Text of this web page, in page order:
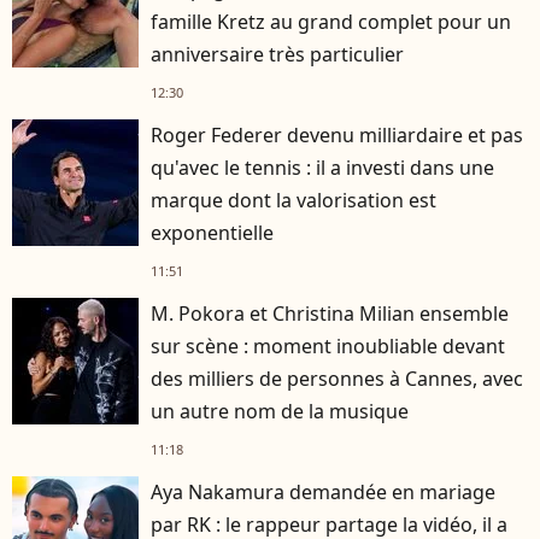
famille Kretz au grand complet pour un
anniversaire très particulier
12:30
Roger Federer devenu milliardaire et pas
qu'avec le tennis : il a investi dans une
marque dont la valorisation est
exponentielle
11:51
M. Pokora et Christina Milian ensemble
sur scène : moment inoubliable devant
des milliers de personnes à Cannes, avec
un autre nom de la musique
11:18
Aya Nakamura demandée en mariage
par RK : le rappeur partage la vidéo, il a